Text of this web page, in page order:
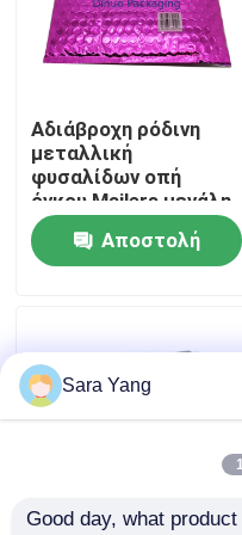
Σχετικά με εμάς
Επισκέψεις στο
Έλεγχος ποιότητας
Ειδήσεις
Τσάντες
Αδιάβροχη ρόδινη
μεταλλική
φυσαλίδων οπή
όγκου Mailers μεγάλη
ανθεκτική
Αποστολή
Sara Yang
Good day, what